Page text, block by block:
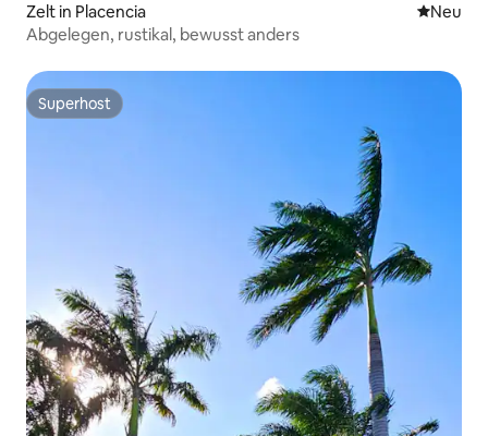
Zelt in Placencia Neue
Neu
Abgelegen, rustikal, bewusst anders
Superhost
Superhost